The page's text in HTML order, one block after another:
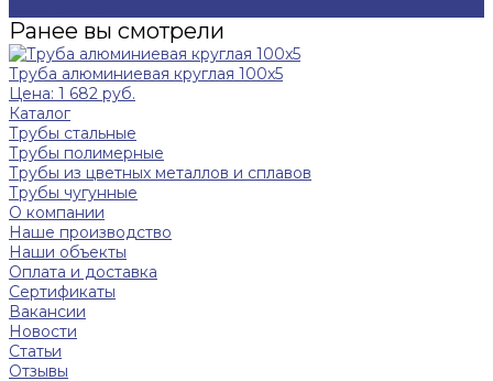
Ранее вы смотрели
Труба алюминиевая круглая 100x5
Цена: 1 682 руб.
Каталог
Трубы стальные
Трубы полимерные
Трубы из цветных металлов и сплавов
Трубы чугунные
О компании
Наше производство
Наши объекты
Оплата и доставка
Сертификаты
Вакансии
Новости
Статьи
Отзывы